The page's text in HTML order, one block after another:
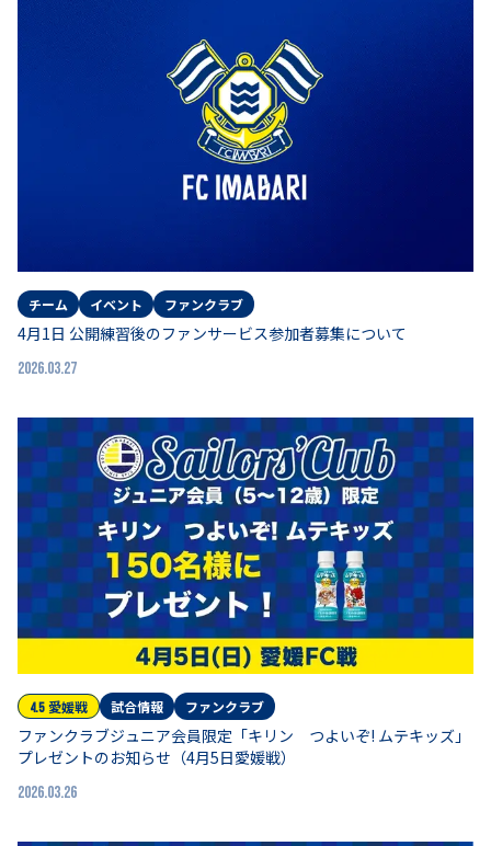
チーム イベント ファンクラブ
4月1日 公開練習後のファンサービス参加者募集について
2026.03.27
4.5 愛媛戦 試合情報 ファンクラブ
ファンクラブジュニア会員限定「キリン つよいぞ! ムテキッズ」
プレゼントのお知らせ（4月5日愛媛戦）
2026.03.26